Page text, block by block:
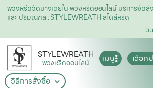
พวงหรีดวัดบางเตยใน พวงหรีดออนไลน์ บริการจัดส่
และ ปริมณฑล : STYLEWREATH สไตล์หรีด
ติ
STYLEWREATH
พวงหรีดออนไลน์ เมนู
เลือก
วิธีการสั่งซื้อ